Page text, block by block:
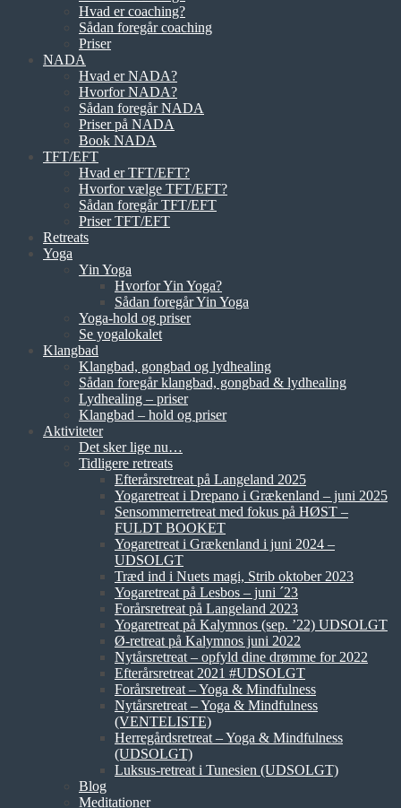
Hvad er coaching?
Sådan foregår coaching
Priser
NADA
Hvad er NADA?
Hvorfor NADA?
Sådan foregår NADA
Priser på NADA
Book NADA
TFT/EFT
Hvad er TFT/EFT?
Hvorfor vælge TFT/EFT?
Sådan foregår TFT/EFT
Priser TFT/EFT
Retreats
Yoga
Yin Yoga
Hvorfor Yin Yoga?
Sådan foregår Yin Yoga
Yoga-hold og priser
Se yogalokalet
Klangbad
Klangbad, gongbad og lydhealing
Sådan foregår klangbad, gongbad & lydhealing
Lydhealing – priser
Klangbad – hold og priser
Aktiviteter
Det sker lige nu…
Tidligere retreats
Efterårsretreat på Langeland 2025
Yogaretreat i Drepano i Grækenland – juni 2025
Sensommerretreat med fokus på HØST –
FULDT BOOKET
Yogaretreat i Grækenland i juni 2024 –
UDSOLGT
Træd ind i Nuets magi, Strib oktober 2023
Yogaretreat på Lesbos – juni ´23
Forårsretreat på Langeland 2023
Yogaretreat på Kalymnos (sep. ’22) UDSOLGT
Ø-retreat på Kalymnos juni 2022
Nytårsretreat – opfyld dine drømme for 2022
Efterårsretreat 2021 #UDSOLGT
Forårsretreat – Yoga & Mindfulness
Nytårsretreat – Yoga & Mindfulness
(VENTELISTE)
Herregårdsretreat – Yoga & Mindfulness
(UDSOLGT)
Luksus-retreat i Tunesien (UDSOLGT)
Blog
Meditationer